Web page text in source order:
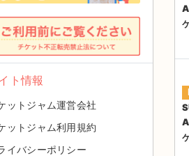
ト情報
ットジャム運営会社
ットジャム利用規約
イバシーポリシー